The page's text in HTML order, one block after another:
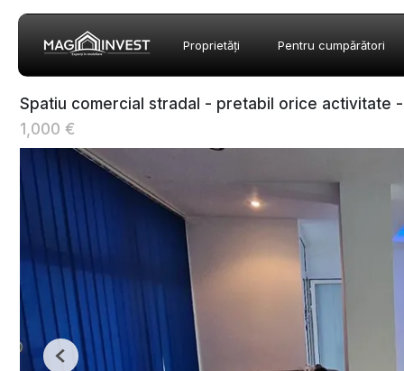
Proprietăți Pentru cumpărători
Spatiu comercial stradal - pretabil orice activitate -
1,000 €
Previous